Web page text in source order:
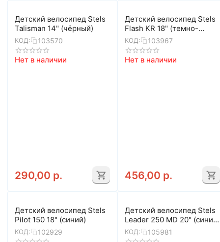
Детский велосипед Stels
Talisman 14" (чёрный)
КОД: 103570
Нет в наличии
290,00 р.
Детский велосипед Stels
Flash KR 18" (темно-
синий/зелёный)
КОД: 103967
Нет в наличии
456,00 р.
Детский велосипед Stels
Pilot 150 18" (синий)
КОД: 102929
Детский велосипед Stels
Leader 250 MD 20" (синий/
черный)
КОД: 105981